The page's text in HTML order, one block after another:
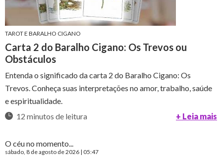
TAROT E BARALHO CIGANO
Carta 2 do Baralho Cigano: Os Trevos ou
Obstáculos
Entenda o significado da carta 2 do Baralho Cigano: Os
Trevos. Conheça suas interpretações no amor, trabalho, saúde
e espiritualidade.
12 minutos de leitura
+ Leia mais
O céu no momento...
sábado , 8 de agosto de 2026 | 05:47